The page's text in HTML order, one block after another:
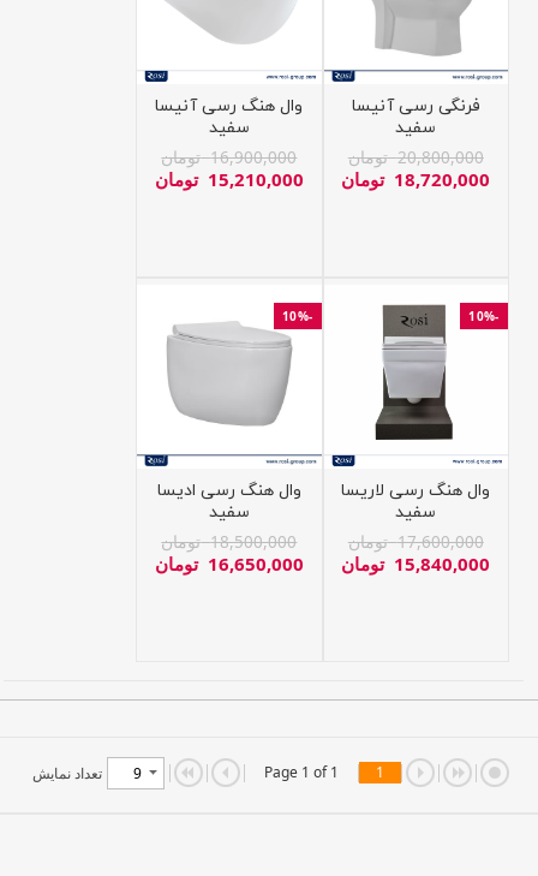
فرنگی رسی آنیسا
سفید
20,800,000 تومان
18,720,000 تومان
وال هنگ رسی آنیسا
سفید
16,900,000 تومان
15,210,000 تومان
-10%
وال هنگ رسی لاریسا
سفید
17,600,000 تومان
15,840,000 تومان
-10%
وال هنگ رسی ادیسا
سفید
18,500,000 تومان
16,650,000 تومان
تعداد نمایش Page 1 of 1 1